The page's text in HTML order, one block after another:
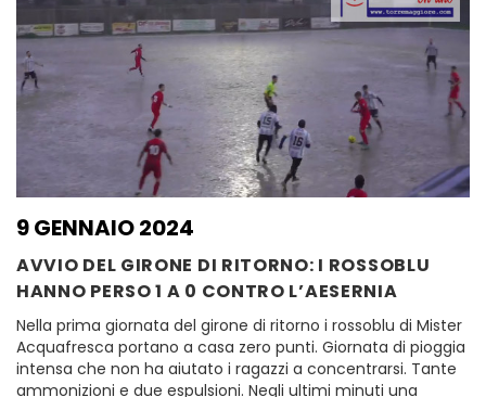
9 GENNAIO 2024
AVVIO DEL GIRONE DI RITORNO: I ROSSOBLU
HANNO PERSO 1 A 0 CONTRO L’AESERNIA
Nella prima giornata del girone di ritorno i rossoblu di Mister
Acquafresca portano a casa zero punti. Giornata di pioggia
intensa che non ha aiutato i ragazzi a concentrarsi. Tante
ammonizioni e due espulsioni. Negli ultimi minuti una